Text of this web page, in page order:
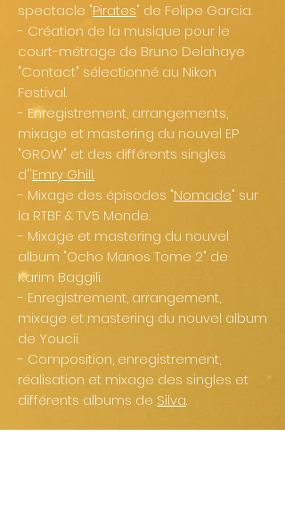
spectacle "Pirates" de Felipe Garcia.
- Création de la musique pour le
court-métrage de Bruno Delahaye
"Contact" sélectionné au Nikon
Festival.
- Enregistrement, arrangements,
mixage et mastering du nouvel EP
"GROW" et des différents singles
d''Emry Ghill.
- Mixage des épisodes "Nomade" sur
la RTBF & TV5 Monde.
- Mixage et mastering du nouvel
album "Ocho Manos Tome 2" de
Karim Baggili.
- Enregistrement, arrangement,
mixage et mastering du nouvel album
de Youcii.
- Composition, enregistrement,
réalisation et mixage des singles et
différents albums de Silva.